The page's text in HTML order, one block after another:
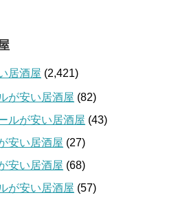
居酒屋 (2,421)
が安い居酒屋 (82)
ルが安い居酒屋 (43)
安い居酒屋 (27)
安い居酒屋 (68)
が安い居酒屋 (57)